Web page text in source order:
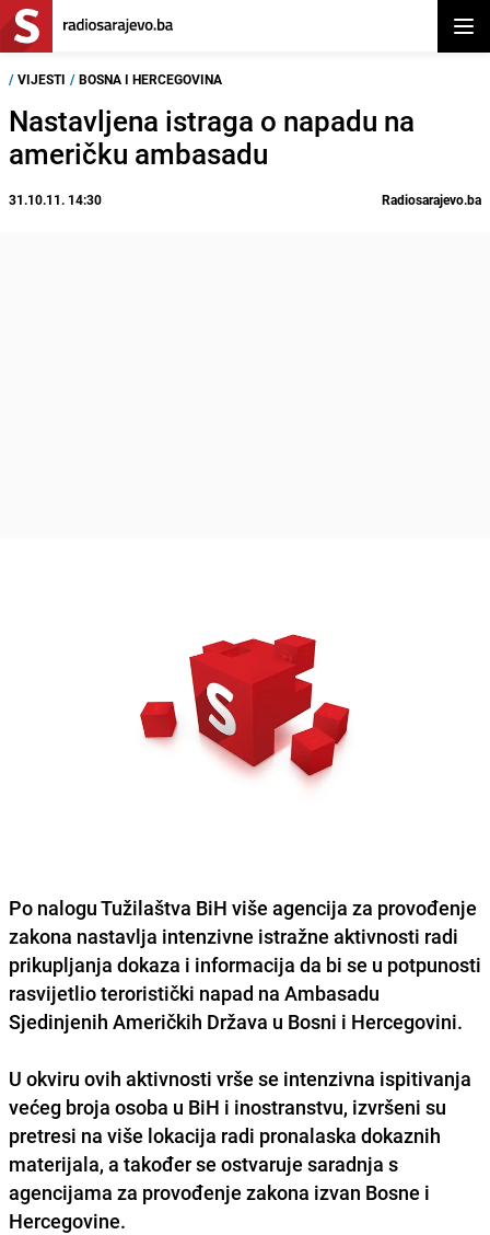
/ VIJESTI / BOSNA I HERCEGOVINA
Nastavljena istraga o napadu na
američku ambasadu
31.10.11. 14:30 Radiosarajevo.ba
Po nalogu Tužilaštva BiH više agencija za provođenje
zakona nastavlja intenzivne istražne aktivnosti radi
prikupljanja dokaza i informacija da bi se u potpunosti
rasvijetlio teroristički napad na Ambasadu
Sjedinjenih Američkih Država u Bosni i Hercegovini.
U okviru ovih aktivnosti vrše se intenzivna ispitivanja
većeg broja osoba u BiH i inostranstvu, izvršeni su
pretresi na više lokacija radi pronalaska dokaznih
materijala, a također se ostvaruje saradnja s
agencijama za provođenje zakona izvan Bosne i
Hercegovine.